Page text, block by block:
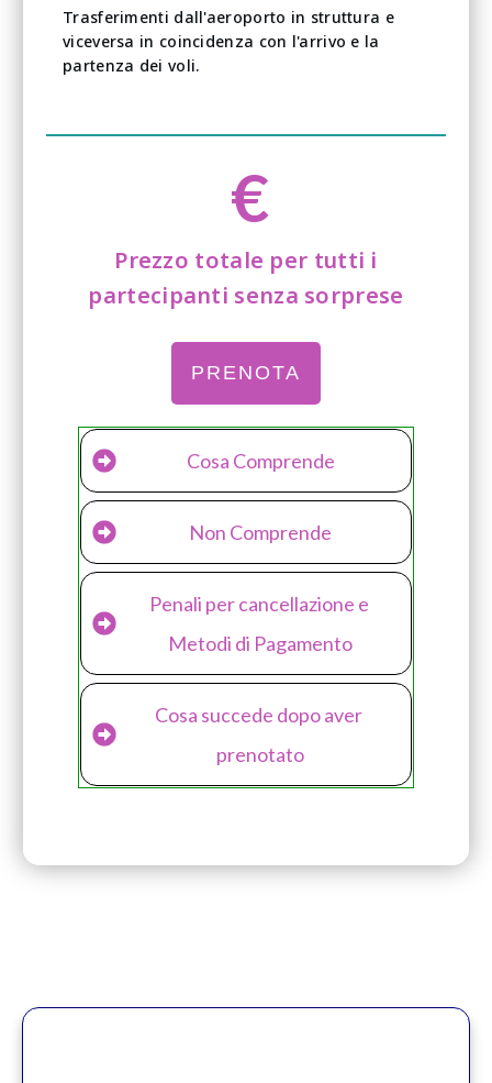
Trasferimenti dall'aeroporto in struttura e
viceversa in coincidenza con l'arrivo e la
partenza dei voli.
€
Prezzo totale per tutti i
partecipanti senza sorprese
PRENOTA
Cosa Comprende
Non Comprende
Penali per cancellazione e
Metodi di Pagamento
Cosa succede dopo aver
prenotato